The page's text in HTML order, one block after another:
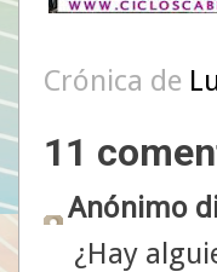
Crónica de
11
Anónimo
¿Hay